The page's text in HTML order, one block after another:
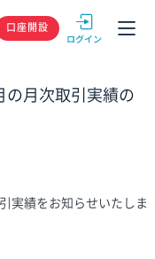
GMOクリック
口座開設
の月次取引実績の
実績をお知らせいたしま